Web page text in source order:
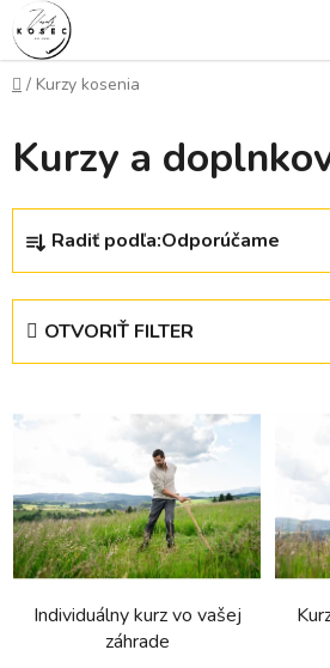
Prejsť
na
obsah
Domov
/ Kurzy kosenia
Kurzy a
R
d
n
e
o
d
u
Radiť podľa:Odporúčame
OTVORIŤ FILTER
V
ý
i
s
p
r
Individuálny kurz vo vašej
záhrade